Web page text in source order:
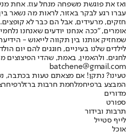
ואז את פוגשת משפחה מנחל עוז. אחת
עברו רגע לבקר באזור, לראות מה נשאר
חזקים, מרעידים, אבל הם כבר לא
אומרים, "ככה אנחנו יודעים שאנחנו
שמחזיק אותנו בין תקווה לייאוש -
לילדים שלנו בעיניים, חוגגים להם יום
לחגים. ולהאמין, באמת, שהדי הפיצוצים
batchene@gmail.com
טעינו? נתקן! אם מצאתם טעות בכתבה,
המבצע ברפיחמלחמת חרבות ברזלרפיח
מדורים
ספורט
תרבות ובידור
לייף סטייל
אוכל